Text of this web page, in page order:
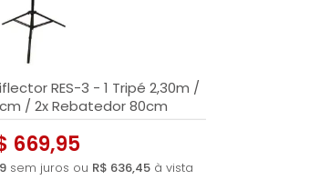
RES-3 - 1 Tripé 2,30m /
/ 2x Rebatedor 80cm
669,95
sem juros ou R$ 636,45à vista